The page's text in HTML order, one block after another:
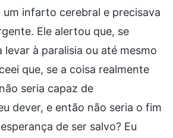
infarto cerebral e precisava
Ele alertou que, se
levar à paralisia ou até mesmo
que, se a coisa realmente
seria capaz de
dever, e então não seria o fim
de ser salvo? Eu